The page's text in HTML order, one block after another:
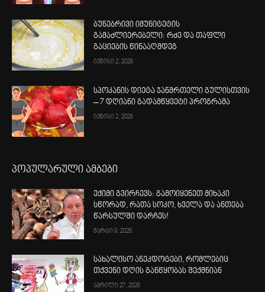
ბუნებრივი იმუნიტეტის
გამაძლიერებელი: რძე და თაფლი
გაციების წინააღმდეგ
ივნისი 2, 2026
სპოკანის დიეტა ჯანმრთელი გულისთვის
– 7 დღიანი გადამწყვეტი პროგრამა
ივნისი 2, 2026
პოპულარული ამბები
ექიმი გვირჩევს: გამოიყენეთ მიხაკი
სწორად, რათა სოკო, ხველა და ანთება
წარსულში დარჩეს!
მარტი 9, 2026
სახალისო ანეკდოტები, რომლებიც
თქვენი დღის განწყობას შექმნიან
აპრილი 27, 2026